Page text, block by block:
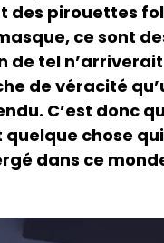
des pirouettes
ce sont
de tel
de véracité
C’est donc
chose
dans ce